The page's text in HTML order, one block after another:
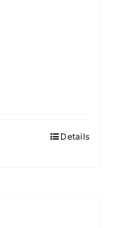
Details